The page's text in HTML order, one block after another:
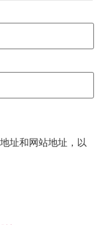
址和网站地址，以